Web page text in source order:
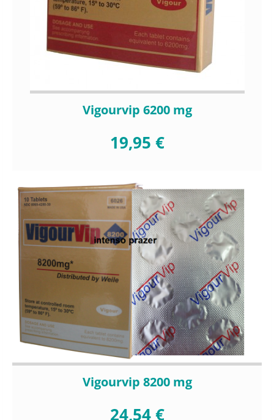
Vigourvip 6200 mg
19,95 €
Vigourvip 8200 mg
24,54 €